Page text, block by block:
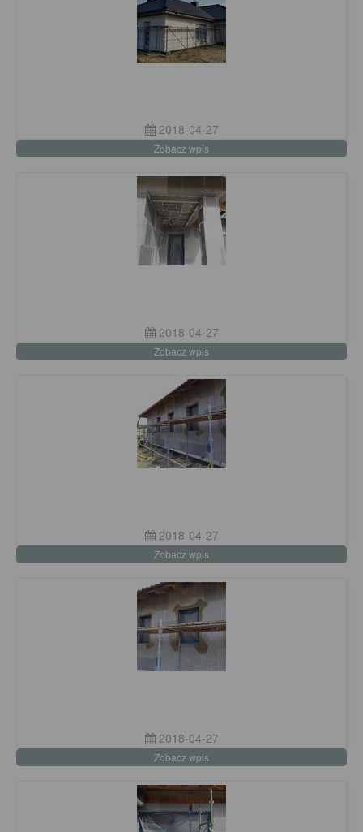
2018-04-27
Zobacz wpis
2018-04-27
Zobacz wpis
2018-04-27
Zobacz wpis
2018-04-27
Zobacz wpis